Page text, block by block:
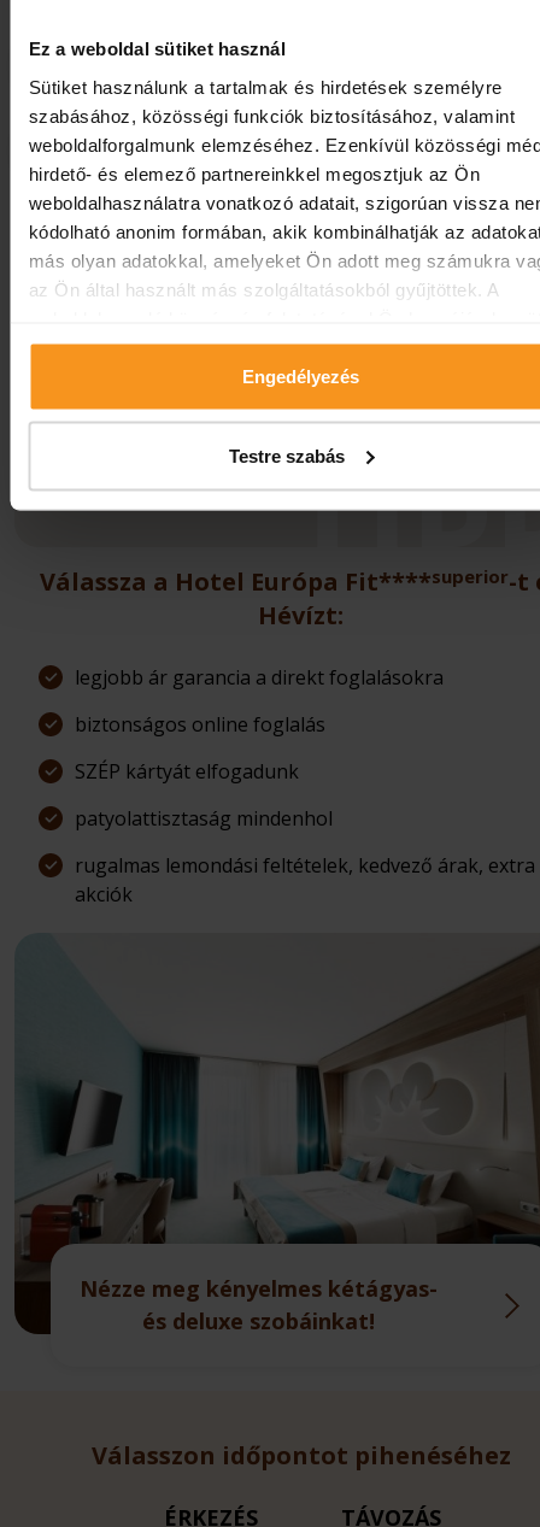
Ez a weboldal sütiket használ
Sütiket használunk a tartalmak és hirdetések személyre
szabásához, közösségi funkciók biztosításához, valamint
weboldalforgalmunk elemzéséhez. Ezenkívül közösségi
hirdető- és elemező partnereinkkel megosztjuk az Ön
weboldalhasználatra vonatkozó adatait, szigorúan vissza
kódolható anonim formában, akik kombinálhatják az
más olyan adatokkal, amelyeket Ön adott meg számukra
az Ön által használt más szolgáltatásokból gyűjtöttek. A
használatához.
Engedélyezés
Testre szabás
Információk a wellness részlegről
Szobainformációk
Utazási kedvezmények:
A foglaltságunktól függően előrefizetéshez kötött
mindenkor legkedvezőbb árakat biztosítjuk,
kedvezmény már levonásra került. Részletekről
érdeklődjön:sales@europafit.hu
Válassza a Hotel Európa Fit****superior-t
Hévízt:
legjobb ár garancia a direkt foglalásokra
biztonságos online foglalás
SZÉP kártyát elfogadunk
patyolattisztaság mindenhol
rugalmas lemondási feltételek, kedvező árak, extra
akciók
Nézze meg kényelmes kétágyas-
és deluxe szobáinkat!
Válasszon időpontot pihenéséhez
ÉRKEZÉS TÁVOZÁS